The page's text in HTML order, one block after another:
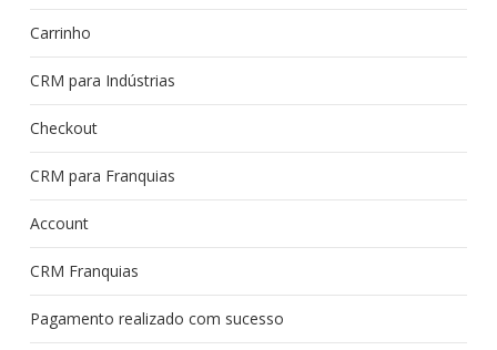
Carrinho
CRM para Indústrias
Checkout
CRM para Franquias
Account
CRM Franquias
Pagamento realizado com sucesso